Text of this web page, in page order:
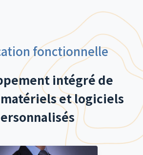
fonctionnelle
intégré de
et logiciels